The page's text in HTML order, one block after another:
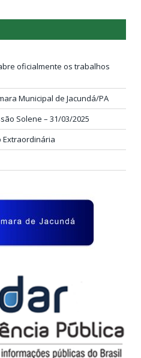
oficialmente os trabalhos
Municipal de Jacundá/PA
Solene – 31/03/2025
Extraordinária